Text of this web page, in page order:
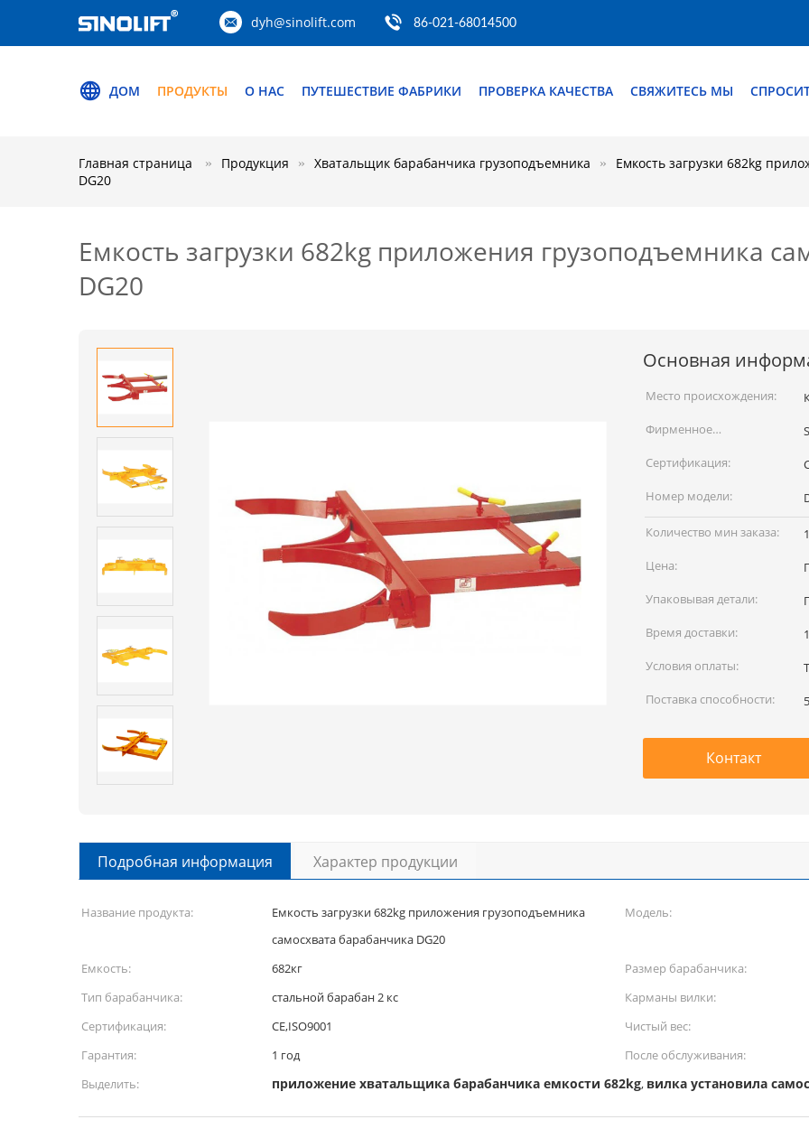
dyh@sinolift.com 86-021-68014500
ДОМ ПРОДУКТЫ О НАС ПУТЕШЕСТВИЕ ФАБРИКИ ПРОВЕРКА КАЧЕСТВА СВЯЖИТЕСЬ МЫ
Главная страница Продукция Хватальщик барабанчика грузоподъемника
Емкость загрузки 682kg
DG20
Емкость загрузки 682kg приложения грузоподъемника
DG20
Основная
Место происхождения:
Фирменное
наименование:
Сертификация:
Номер модели:
Количество мин заказа:
Цена:
Упаковывая детали:
Время доставки:
Условия оплаты:
Поставка способности:
Контакт
Подробная информация Характер продукции
Название продукта:
Емкость загрузки 682kg приложения грузоподъемника
самосхвата барабанчика DG20
Модель:
Емкость: 682кг Размер барабанчика:
Тип барабанчика:
стальной барабан 2 кс Карманы вилки:
Сертификация:
CE,ISO9001 Чистый вес:
Гарантия:
1 год После обслуживания:
Выделить:
приложение хватальщика барабанчика емкости 682kg, вилка установила